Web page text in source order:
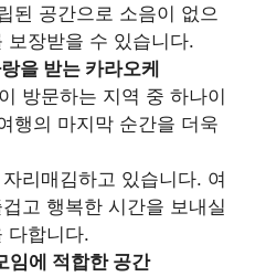
된 공간으로 소음이 없으
보장받을 수 있습니다.
을 받는 카라오케
방문하는 지역 중 하나이
행의 마지막 순간을 더욱
리매김하고 있습니다. 여
고 행복한 시간을 보내실
다합니다.
임에 적합한 공간